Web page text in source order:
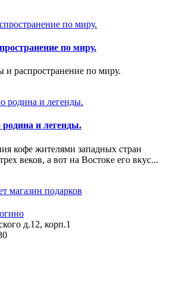
по миру.
распространение по миру.
и легенды.
кофе жителями западных стран
веков, а вот на Востоке его вкус...
д.12, корп.1